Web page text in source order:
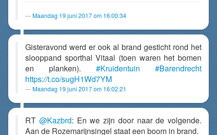
Maandag 19 juni 2017 om 16:00:34
Gisteravond werd er ook al brand gesticht rond het
slooppand sporthal Vitaal (toen waren het bomen
en planken). #Kruidentuin
#Barendrecht
https://t.co/sugH1Wd7YM
Maandag 19 juni 2017 om 16:02:21
RT @Kazbrd: En we zijn door naar de volgende.
Aan de Rozemarijnsingel staat een boom in brand.